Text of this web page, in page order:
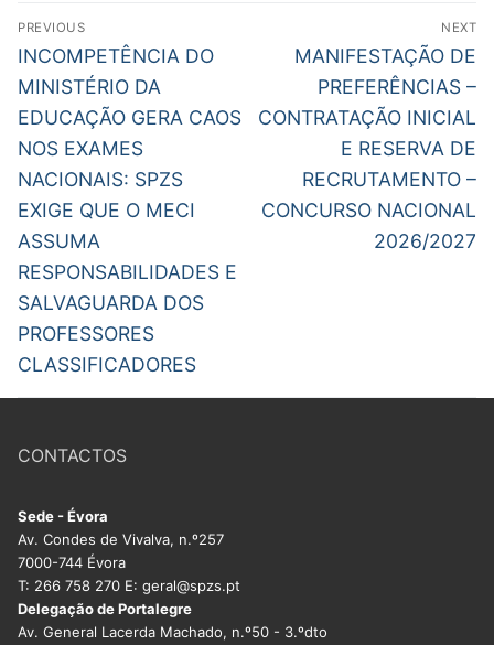
Navegação
de
artigos
PREVIOUS
Previous
post:
INCOMPETÊNCIA DO
MINISTÉRIO DA
EDUCAÇÃO GERA CAOS
NOS EXAMES
NACIONAIS: SPZS
EXIGE QUE O MECI
ASSUMA
RESPONSABILIDADES E
SALVAGUARDA DOS
PROFESSORES
CLASSIFICADORES
NEXT
Next
post:
MANIFESTAÇÃO DE
PREFERÊNCIAS –
CONTRATAÇÃO INICIAL
E RESERVA DE
RECRUTAMENTO –
CONCURSO NACIONAL
2026/2027
CONTACTOS
Sede - Évora
Av. Condes de Vivalva, n.º257
7000-744 Évora
T: 266 758 270 E: geral@spzs.pt
Delegação de Portalegre
Av. General Lacerda Machado, n.º50 - 3.ºdto